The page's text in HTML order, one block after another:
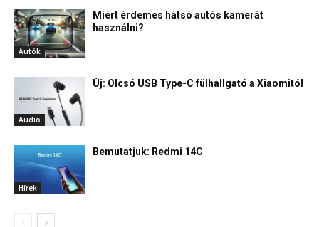
Autók
Miért érdemes hátsó autós kamerát
használni?
Audio
Új: Olcsó USB Type-C fülhallgató a Xiaomitól
Hírek
Bemutatjuk: Redmi 14C